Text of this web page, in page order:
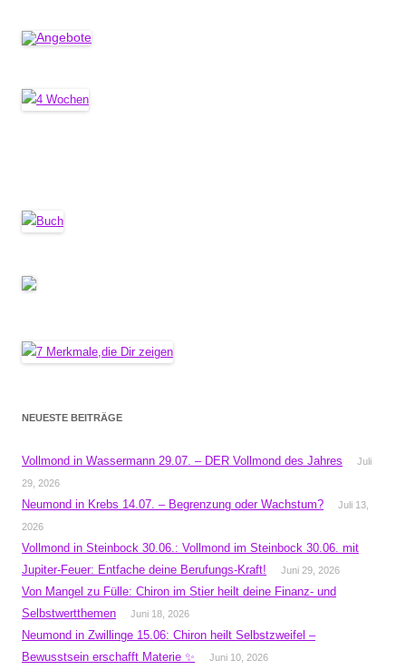
NEUESTE BEITRÄGE
Vollmond in Wassermann 29.07. – DER Vollmond des Jahres
Juli
29, 2026
Neumond in Krebs 14.07. – Begrenzung oder Wachstum?
Juli 13,
2026
Vollmond in Steinbock 30.06.: Vollmond im Steinbock 30.06. mit
Jupiter-Feuer: Entfache deine Berufungs-Kraft!
Juni 29, 2026
Von Mangel zu Fülle: Chiron im Stier heilt deine Finanz- und
Selbstwertthemen
Juni 18, 2026
Neumond in Zwillinge 15.06: Chiron heilt Selbstzweifel –
Bewusstsein erschafft Materie ✨
Juni 10, 2026